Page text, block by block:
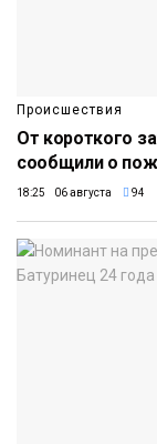
Происшествия
От короткого
сообщили о
18:25 06 августа 94